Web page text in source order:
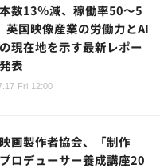
数13％減、稼働率50～5
英国映像産業の労働力とAI
現在地を示す最新レポー
表
Fri 12:00
画製作者協会、「制作
ロデューサー養成講座20